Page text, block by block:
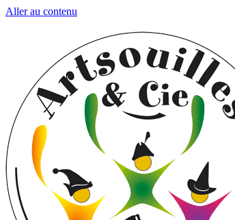
Aller au contenu